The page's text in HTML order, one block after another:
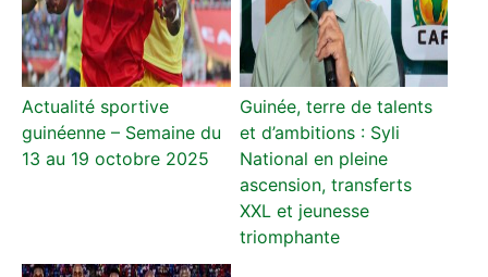
Actualité sportive
guinéenne – Semaine du
13 au 19 octobre 2025
Guinée, terre de talents
et d’ambitions : Syli
National en pleine
ascension, transferts
XXL et jeunesse
triomphante